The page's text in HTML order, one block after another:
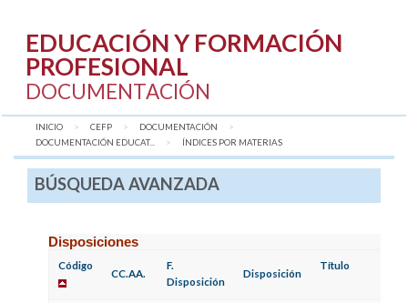
EDUCACIÓN Y FORMACIÓN
PROFESIONAL
DOCUMENTACIÓN
INICIO CEFP
DOCUMENTACIÓN
DOCUMENTACIÓN EDUCAT...
AQUÍ:
ÍNDICES POR MATERIAS
BÚSQUEDA AVANZADA
Disposiciones
Código
CC.AA.
F.
Disposición
Disposición
Título